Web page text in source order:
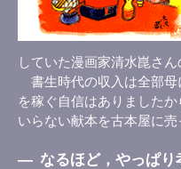
していた漫画家清水崑さ
書生時代の収入は全部母
を稼ぐ自信はありました
いらない献本を古本屋に売
― なるほど，やっぱり